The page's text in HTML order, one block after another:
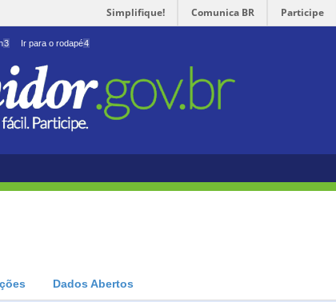
Simplifique! Comunica BR Participe
3 Ir para o rodapé4
Dados Abertos